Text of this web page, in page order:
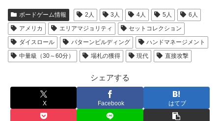
ボードゲーム情報 2人 3人 4人 5人
6人
アメリカ
エリアマジョリティ
セットコレクション
ダイスロール
パターンビルディング
ハンドマネージメント
中量級（30～60分）
場札の獲得 現代 直接攻撃
シェアする
X Facebook はてブ